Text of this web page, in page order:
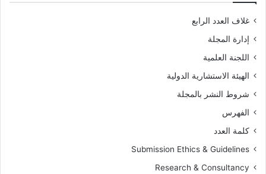
غلاف العدد الرابع
إدارة المجلة
اللجنة العلمية
الهيئة الاستشارية الدولية
شروط النشر بالمجلة
الفهرس
كلمة العدد
Submission Ethics & Guidelines
Research & Consultancy